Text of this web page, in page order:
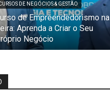
DE NEGÓCIOS & GESTÃO
de Empreendedorismo na
Aprenda a Criar o Seu
Negócio